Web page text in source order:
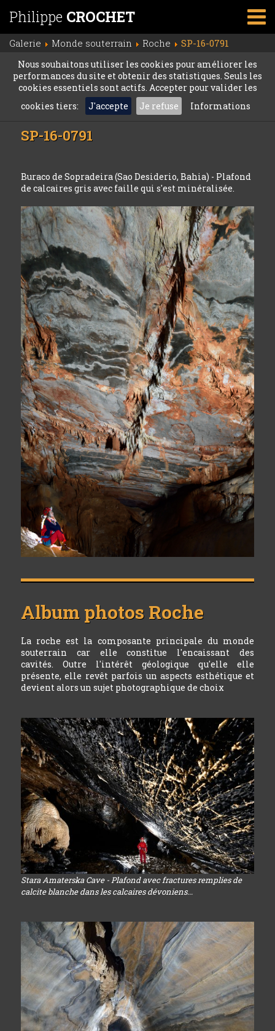
Philippe CROCHET
Galerie Monde souterrain Roche SP-16-0791
Nous souhaitons utiliser les cookies pour améliorer les
performances du site et obtenir des statistiques. Seuls les
cookies essentiels sont actifs. Accepter pour valider les
cookies tiers:
J'accepte Je refuse Informations
SP-16-0791
Buraco de Sopradeira (Sao Desiderio, Bahia) - Plafond
de calcaires gris avec faille qui s'est minéralisée.
Album photos Roche
La roche est la composante principale du monde
souterrain car elle constitue l'encaissant des
cavités. Outre l'intérêt géologique qu'elle elle
présente, elle revêt parfois un aspects esthétique et
devient alors un sujet photographique de choix
Stara Amaterska Cave - Plafond avec fractures remplies de
calcite blanche dans les calcaires dévoniens...